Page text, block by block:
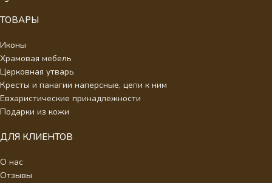
ТОВАРЫ
Иконы
Храмовая мебель
Церковная утварь
Кресты и панагии наперсные, цепи к ним
Евхаристические принадлежности
Подарки из кожи
ДЛЯ КЛИЕНТОВ
О нас
Отзывы